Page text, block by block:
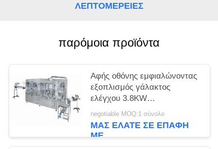
ΛΕΠΤΟΜΈΡΕΙΕΣ
παρόμοια προϊόντα
Αφής οθόνης εμφιαλώνοντας
εξοπλισμός γάλακτος
ελέγχου 3.8KW
περιστροφικός
negotiable MOQ:1 σύνολο
ΜΑΣ ΕΛΆΤΕ ΣΕ ΕΠΑΦΉ
ΜΕ